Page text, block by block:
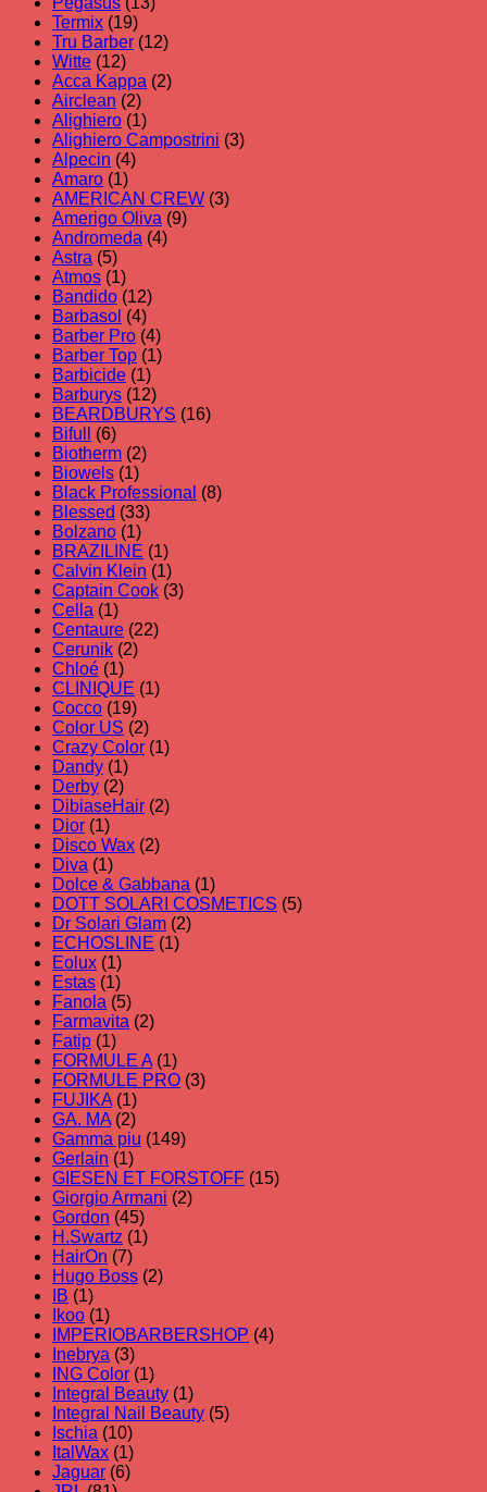
Termix (19)
Tru Barber (12)
Witte (12)
Acca Kappa (2)
Airclean (2)
Alighiero (1)
Alighiero Campostrini (3)
Alpecin (4)
Amaro (1)
AMERICAN CREW (3)
Amerigo Oliva (9)
Andromeda (4)
Astra (5)
Atmos (1)
Bandido (12)
Barbasol (4)
Barber Pro (4)
Barber Top (1)
Barbicide (1)
Barburys (12)
BEARDBURYS (16)
Bifull
(6)
Biotherm (2)
Biowels (1)
Black Professional (8)
Blessed (33)
Bolzano (1)
BRAZILINE (1)
Calvin Klein (1)
Captain Cook (3)
Cella (1)
Centaure (22)
Cerunik (2)
Chloé (1)
CLINIQUE (1)
Cocco (19)
Color US (2)
Crazy Color (1)
Dandy (1)
Derby (2)
DibiaseHair (2)
Dior (1)
Disco Wax (2)
Diva (1)
Dolce & Gabbana (1)
DOTT SOLARI COSMETICS (5)
Dr Solari Glam (2)
ECHOSLINE (1)
Eolux (1)
Estas (1)
Fanola (5)
Farmavita (2)
Fatip (1)
FORMULE A (1)
FORMULE PRO (3)
FUJIKA (1)
GA. MA (2)
Gamma piu (149)
Gerlain (1)
GIESEN ET FORSTOFF (15)
Giorgio Armani (2)
Gordon (45)
H.Swartz (1)
HairOn (7)
Hugo Boss (2)
IB (1)
Ikoo (1)
IMPERIOBARBERSHOP (4)
Inebrya (3)
ING Color (1)
Integral Beauty (1)
Integral Nail Beauty (5)
Ischia (10)
ItalWax (1)
Jaguar (6)